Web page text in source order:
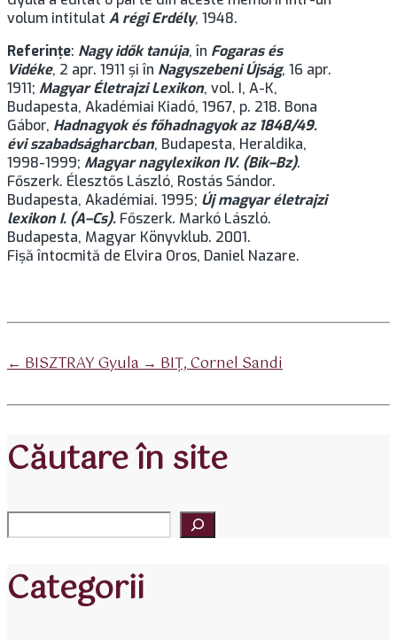
volum intitulat A régi Erdély, 1948.
Referinţe: Nagy idők tanúja, în Fogaras és
Vidéke, 2 apr. 1911 şi în Nagyszebeni Újság, 16 apr.
1911; Magyar Életrajzi Lexikon, vol. I, A-K,
Budapesta, Akadémiai Kiadó, 1967, p. 218. Bona
Gábor, Hadnagyok és főhadnagyok az 1848/49.
évi szabadságharcban, Budapesta, Heraldika,
1998-1999; Magyar nagylexikon IV. (Bik–Bz).
Főszerk. Élesztős László, Rostás Sándor.
Budapesta, Akadémiai. 1995; Új magyar életrajzi
lexikon I. (A–Cs). Főszerk. Markó László.
Budapesta, Magyar Könyvklub. 2001.
Fișă întocmită de Elvira Oros, Daniel Nazare.
la
navigare
←BISZTRAY Gyula→BIŢ, Cornel Sandi
Căutare în site
Categorii